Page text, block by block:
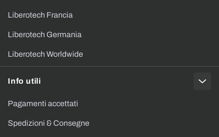
Liberotech Francia
Liberotech Germania
Liberotech Worldwide
Info utili
Pagamenti accettati
Spedizioni & Consegne